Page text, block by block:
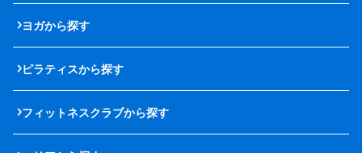
ヨガから探す
ピラティスから探す
フィットネスクラブから探す